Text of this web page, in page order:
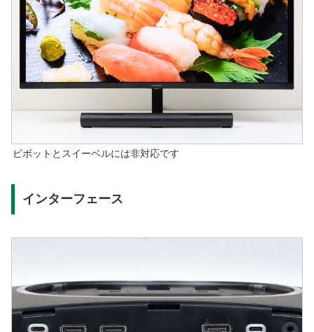
ピボットとスイーベルには非対応です
インターフェース